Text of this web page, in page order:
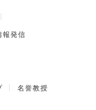
報発信
名誉教授